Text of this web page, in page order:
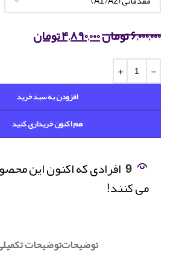
۶,۰۰۰,۰۰۰تومان۴,۸۹۰,۰۰۰تومان
افزودن به سبد خرید
هم اکنون خریداری کنید
9 افرادی که اکنون این
می کنند!
توضیحاتتوضیحات